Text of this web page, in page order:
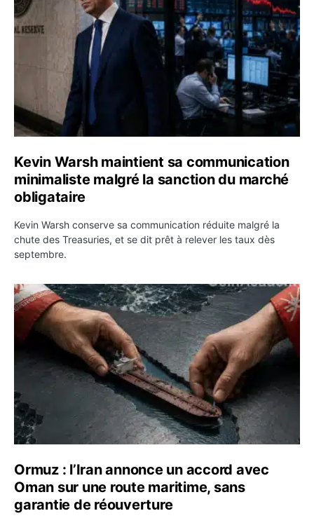
Kevin Warsh maintient sa communication
minimaliste malgré la sanction du marché
obligataire
Kevin Warsh conserve sa communication réduite malgré la
chute des Treasuries, et se dit prêt à relever les taux dès
septembre.
Ormuz : l’Iran annonce un accord avec Oman sur une
Ormuz : l’Iran annonce un accord avec
Oman sur une route maritime, sans
garantie de réouverture